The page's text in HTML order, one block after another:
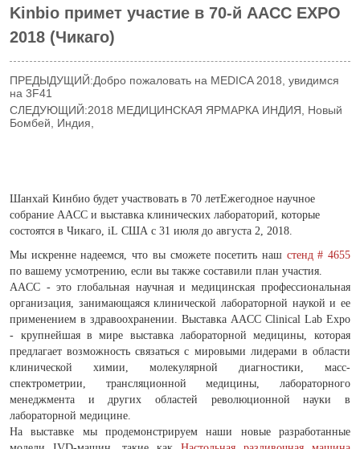
Kinbio примет участие в 70-й AACC EXPO
2018 (Чикаго)
ПРЕДЫДУЩИЙ:Добро пожаловать на MEDICA 2018, увидимся
на 3F41
СЛЕДУЮЩИЙ:2018 МЕДИЦИНСКАЯ ЯРМАРКА ИНДИЯ, Новый
Бомбей, Индия,